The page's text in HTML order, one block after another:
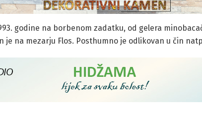
godine na borbenom zadatku, od gelera
je na mezarju Flos. Posthumno je odlikovan u čin